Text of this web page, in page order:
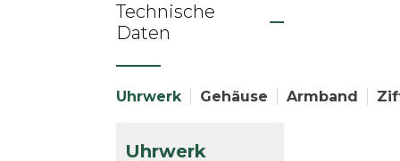
Technische
Daten
Uhrwerk Gehäuse Armband
Uhrwerk